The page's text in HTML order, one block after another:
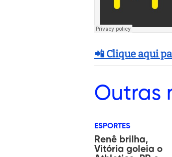
📲 Clique aqui
Outras
ESPORTES
Renê brilha,
Vitória goleia o